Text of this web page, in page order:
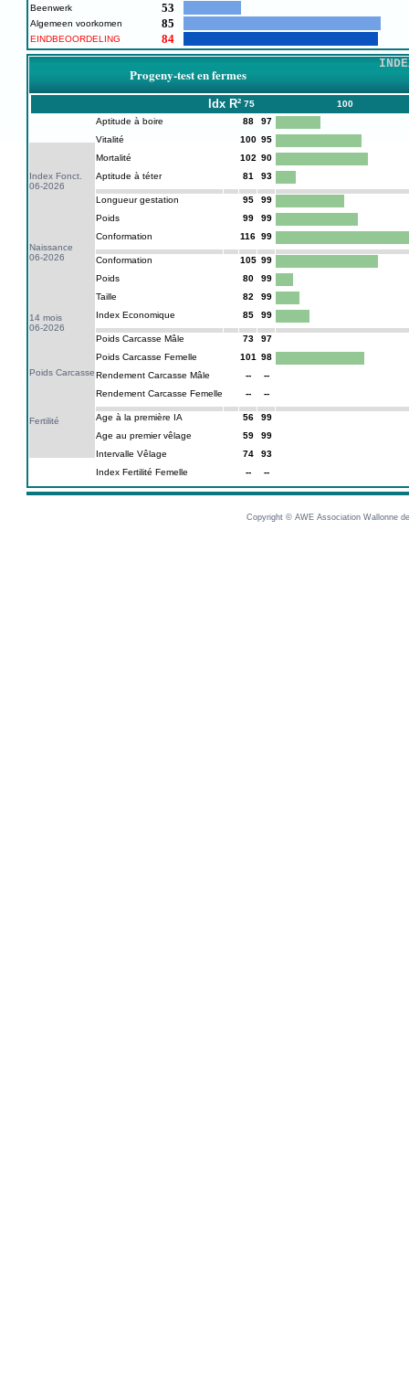
Beenwerk 53
Algemeen voorkomen 85
EINDBEOORDELING 84
Progeny-test en fermes
Idx R² 75 100
Index Fonct.
06-2026
Naissance
06-2026
14 mois
06-2026
Poids Carcasse
Fertilité
Aptitude à boire 88
97
Vitalité
100 95
Mortalité
102 90
Aptitude à téter
81 93
Longueur gestation 95
99
Poids
99
99
Conformation
116 99
Conformation 105 99
Poids
80
99
Taille
82
99
Index Economique
85 99
Poids Carcasse Mâle 73
97
Poids Carcasse Femelle
101
98
Rendement Carcasse Mâle
--
--
Rendement Carcasse Femelle
-- --
Age à la première IA 56
99
Age au premier vêlage
59
99
Intervalle Vêlage
74
93
Index Fertilité Femelle
-- --
Copyright © AWE Association Wallonne